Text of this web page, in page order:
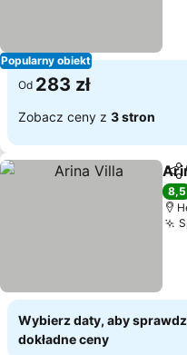
Popularny obiekt
Od 283 zł
Zobacz ceny z 3 stron
8,5
Wybierz daty, aby
dokładne ceny